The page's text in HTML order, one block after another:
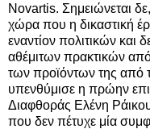
Novartis. Σημειώνεται
χώρα που η δικαστική
εναντίον πολιτικών και
αθέμιτων πρακτικών
των προϊόντων της από
υπενθύμισε η πρώην
Διαφθοράς Ελένη
που δεν πέτυχε μία